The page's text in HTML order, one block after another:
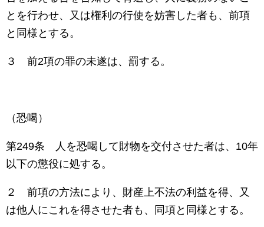
とを行わせ、又は権利の行使を妨害した者も、前項
と同様とする。
３ 前2項の罪の未遂は、罰する。
（恐喝）
第249条 人を恐喝して財物を交付させた者は、 10年
以下の懲役に処する。
２ 前項の方法により、財産上不法の利益を得、又
は他人にこれを得させた者も、同項と同様とする。